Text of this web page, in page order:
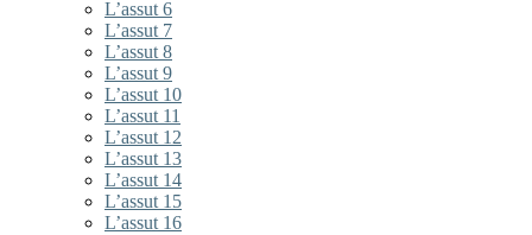
L’assut 6
L’assut 7
L’assut 8
L’assut 9
L’assut 10
L’assut 11
L’assut 12
L’assut 13
L’assut 14
L’assut 15
L’assut 16